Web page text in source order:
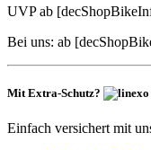
UVP ab
Bei uns: ab
Mit Extra-Schutz?
Einfach versichert mit